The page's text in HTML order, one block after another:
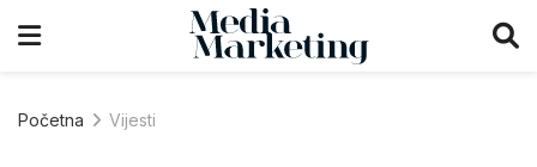
Početna Vijesti